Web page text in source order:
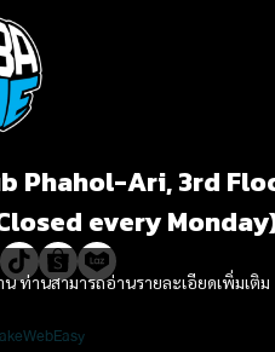
ท่านสามารถอ่านรายละเอียดเพิ่มเติม
Phahol-Ari, 3rd
every